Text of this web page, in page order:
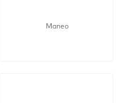
Maneo